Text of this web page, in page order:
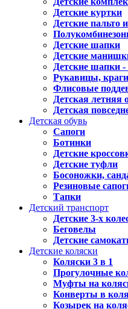
Детские куртки
Детские пальто
Детские шапки
Детские
Детские шапки
Рукавицы,
Флисовые
Детская летняя
Детская
Детская обувь
Сапоги
Ботинки
Детские
Детские туфли
Босоножки,
Резиновые
Тапки
Детский транспорт
Детские 3-х
Беговелы
Детские
Детские коляски
Коляски 3 в 1
Прогулочные
Муфты на
Конверты в
Козырек на